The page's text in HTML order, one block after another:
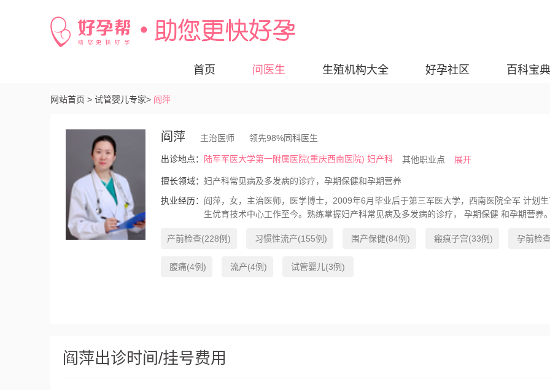
首页 问医生 生殖机构大全 好孕社区 百科宝典
网站首页 > 试管婴儿专家> 阎萍
阎萍 主治医师 领先98%同科医生
出诊地点： 陆军军医大学第一附属医院(重庆西南医院) 妇产科 其他职业点 展开
擅长领域： 妇产科常见病及多发病的诊疗，孕期保健和孕期营养
执业经历： 阎萍，女，主治医师，医学博士，2009年6月毕业后于第三军医大学，西南医院全军 计划
生优育技术中心工作至今。熟练掌握妇产科常见病及多发病的诊疗， 孕期保健 和孕期营养
产前检查(228例)
习惯性流产(155例) 围产保健(84例) 瘢痕子宫(33例) 孕前检
腹痛(4例) 流产(4例) 试管婴儿(3例)
阎萍出诊时间/挂号费用